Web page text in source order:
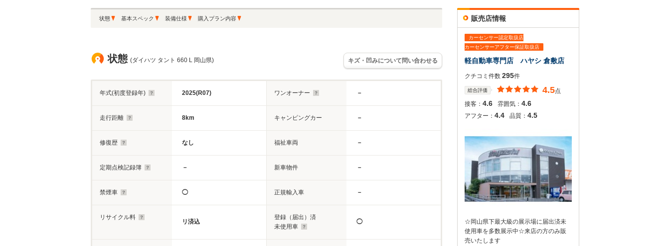
状態 基本スペック 装備仕様 購入プラン内容
状態 (ダイハツ タント 660 L 岡山県) キズ・凹みについて問い合わせる
年式(初度登録年) 2025(R07) ワンオーナー －
走行距離 8km キャンピングカー －
修復歴 なし 福祉車両 －
定期点検記録簿 － 新車物件 －
禁煙車 ◯ 正規輸入車 －
リサイクル料
リ済込
登録（届出）済
未使用車
◯
販売店情報
カーセンサー認定取扱店
カーセンサーアフター保証取扱店
軽自動車専門店 ハヤシ 倉敷店
クチコミ件数 295件
総合評価 4.5点
接客： 4.6 雰囲気： 4.6
アフター： 4.4 品質： 4.5
☆岡山県下最大級の展示場に届出済未
使用車を多数展示中☆来店の方のみ販
売いたします